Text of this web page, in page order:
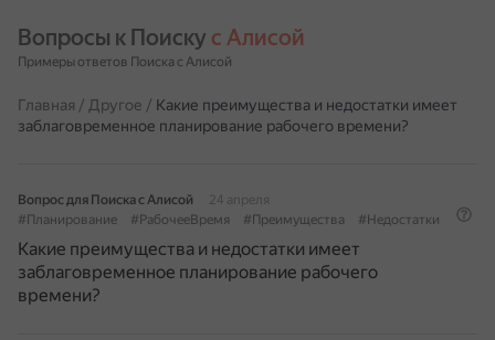
Вопросы к Поиску с Алисой
Примеры ответов Поиска с Алисой
Главная / Другое / Какие преимущества и недостатки имеет
заблаговременное планирование рабочего времени?
Вопрос для Поиска с Алисой
24 апреля
#Планирование
#РабочееВремя #Преимущества #Недостатки
Какие преимущества и недостатки имеет
заблаговременное планирование рабочего
времени?